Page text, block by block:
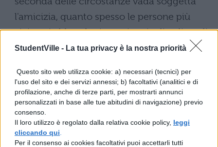
StudentVille - La tua privacy è la nostra priorità
Questo sito web utilizza cookie: a) necessari (tecnici) per
l'uso del sito e dei servizi annessi; b) facoltativi (analitici e di
profilazione, anche di terze parti, per mostrarti annunci
personalizzati in base alle tue abitudini di navigazione) previo
consenso.
Il loro utilizzo è regolato dalla relativa cookie policy, leggi
cliccando qui
Per il consenso ai cookies facoltativi puoi accettarli tutti
l'amicizia, quanto spesso le persone più
vicine ci abbandonino nei pericoli e di quali
vigliaccheria siano capaci. Verrà, verrà certo
giorno in cui tu, pur senza danni - almeno
lo spero - per le tue sostanze, ma forse in
seguito a uno sconvolgimento generale
(quanto spesso ciò accada, dovremmo
saperlo per esperienza diretta),